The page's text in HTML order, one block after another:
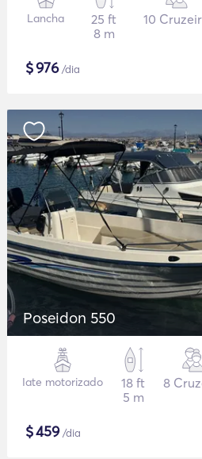
Lancha
25 ft
8 m
10
$976/dia
Poseidon 550
Iate motorizado
18 ft
5 m
8
$459/dia